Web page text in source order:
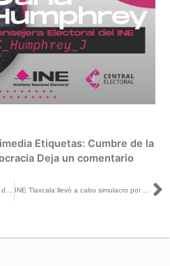
Etiquetas: Cumbre de la
Deja un comentario